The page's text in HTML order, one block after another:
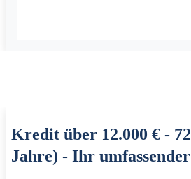
Kredit über 12.000 € -
Jahre) - Ihr